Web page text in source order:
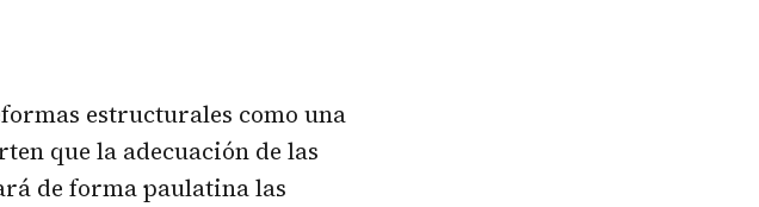
estructurales como una
que la adecuación de las
de forma paulatina las